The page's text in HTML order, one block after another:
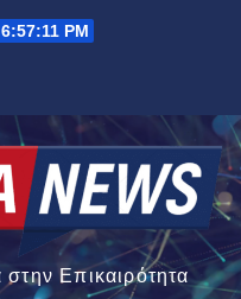
6:57:12 PM
Επικαιρότητα